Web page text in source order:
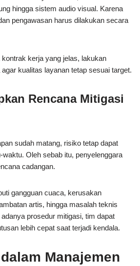
hingga sistem audio visual. Karena
pengawasan harus dilakukan secara
kerja yang jelas, lakukan
kualitas layanan tetap sesuai target.
Rencana Mitigasi
sudah matang, risiko tetap dapat
Oleh sebab itu, penyelenggara
cadangan.
gangguan cuaca, kerusakan
artis, hingga masalah teknis
prosedur mitigasi, tim dapat
lebih cepat saat terjadi kendala.
Manajemen